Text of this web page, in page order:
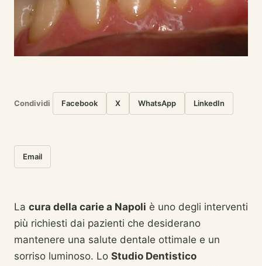
Condividi Facebook X WhatsApp LinkedIn
Email
La cura della carie a Napoli è uno degli interventi
più richiesti dai pazienti che desiderano
mantenere una salute dentale ottimale e un
sorriso luminoso. Lo Studio Dentistico